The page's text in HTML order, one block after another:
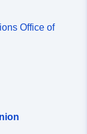
Office of